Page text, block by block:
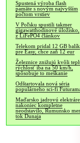
Spustená výroba flash
pamäte s novým najvyšším
počtom vrstiev
V Poľsku spustili takmer
gigawatthodinové úložisko,
z LiFePO4 článkov
Telekom pridal 12 GB balík
pre Easy, chce zaň 12 eur
Železnice znižujú kvôli
rýchlosť iba na 50 km/h,
spôsobuje to meškanie
Odštartovala nová séria
populárneho sci-fi
Maďarsko jadrovú
nakoniec kompletne
neodstavilo, Rumunsko
tok Dunaja